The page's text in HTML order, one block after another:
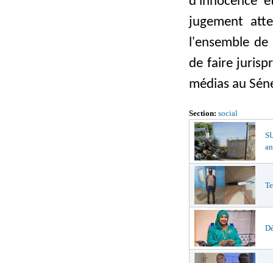
jugement
l'ensemble
de faire
médias au
Section: social